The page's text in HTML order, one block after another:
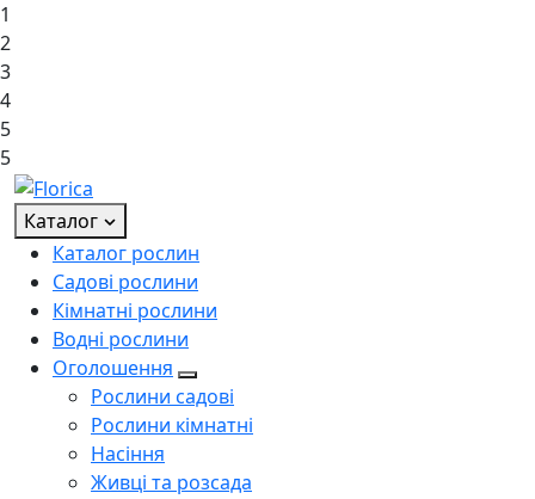
1
2
3
4
5
5
Каталог
Каталог рослин
Садові рослини
Кімнатні рослини
Водні рослини
Оголошення
Рослини садові
Рослини кімнатні
Насіння
Живці та розсада